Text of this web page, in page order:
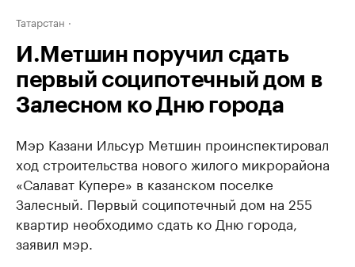
Татарстан
И.Метшин поручил сдать
первый соципотечный дом в
Залесном ко Дню города
Мэр Казани Ильсур Метшин проинспектировал
ход строительства нового жилого микрорайона
«Салават Купере» в казанском поселке
Залесный. Первый соципотечный дом на 255
квартир необходимо сдать ко Дню города,
заявил мэр.